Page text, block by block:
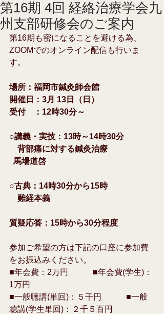
第16期 4回 経絡治療学会九
州支部研修会のご案内
第16期も密になることを避ける為、
ZOOMでのオンライン配信も行いま
す。
場所：福岡市鍼灸師会館
開催日：3月 13日（日）
受付　：12時30分～
○講義・実技：13時～14時30分
背部痛に対する鍼灸治療
  馬場道啓
○古典：14時30分から15時
難経本義
質疑応答：15時から30分程度
参加ご希望の方は下記の口座に参加費
をお振込みください。
■年会費：2万円　　　■年会費(学生)：
1万円
■一般聴講(単回)：５千円　　　■一般
聴講(学生単回)：２千５百円